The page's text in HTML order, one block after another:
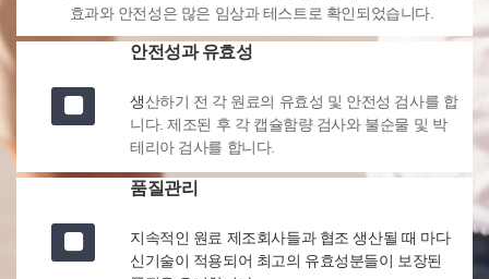
효과와 안전성은 많은 임상과 테스트로 확인되었습니다.
안전성과 유효성
생산하기 전 각 원료의 유효성 및 안전성 검사를 합
니다. 제조된 후 각 캡슐함량 검사와 불순물 및 박
테리아 검사를 합니다.
품질관리
지속적인 원료 제조회사들과 협조 생산될 때 마다
신기술이 적용되어 최고의 유효성분들이 보장된